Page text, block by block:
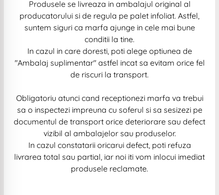
Produsele se livreaza in ambalajul original al
producatorului si de regula pe palet infoliat. Astfel,
suntem siguri ca marfa ajunge in cele mai bune
conditii la tine.
In cazul in care doresti, poti alege optiunea de
"Ambalaj suplimentar" astfel incat sa evitam orice fel
de riscuri la transport.
Obligatoriu atunci cand receptionezi marfa va trebui
sa o inspectezi impreuna cu soferul si sa sesizezi pe
documentul de transport orice deteriorare sau defect
vizibil al ambalajelor sau produselor.
In cazul constatarii oricarui defect, poti refuza
livrarea total sau partial, iar noi iti vom inlocui imediat
produsele reclamate.